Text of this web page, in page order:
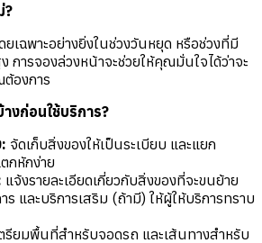
?
ยเฉพาะอย่างยิ่งในช่วงวันหยุด หรือช่วงที่มี
การจองล่วงหน้าจะช่วยให้คุณมั่นใจได้ว่าจะ
องการ
งก่อนใช้บริการ?
จัดเก็บสิ่งของให้เป็นระเบียบ และแยก
กหักง่าย
แจ้งรายละเอียดเกี่ยวกับสิ่งของที่จะขนย้าย
ร และบริการเสริม (ถ้ามี) ให้ผู้ให้บริการทราบ
รียมพื้นที่สำหรับจอดรถ และเส้นทางสำหรับ